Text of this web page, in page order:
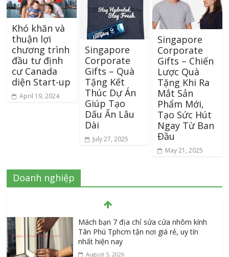
Khó khăn và
thuận lợi
chương trình
đầu tư định
cư Canada
diện Start-up
April 19, 2024
Singapore
Corporate
Gifts – Quà
Tặng Kết
Thúc Dự Án
Giúp Tạo
Dấu Ấn Lâu
Dài
July 27, 2025
Singapore
Corporate
Gifts – Chiến
Lược Quà
Tặng Khi Ra
Mắt Sản
Phẩm Mới,
Tạo Sức Hút
Ngay Từ Ban
Đầu
May 21, 2025
Doanh nghiệp
Mách bạn 7 địa chỉ sửa cửa nhôm kính
Tân Phú Tphcm tận nơi giá rẻ, uy tín
nhất hiện nay
August 5, 2026